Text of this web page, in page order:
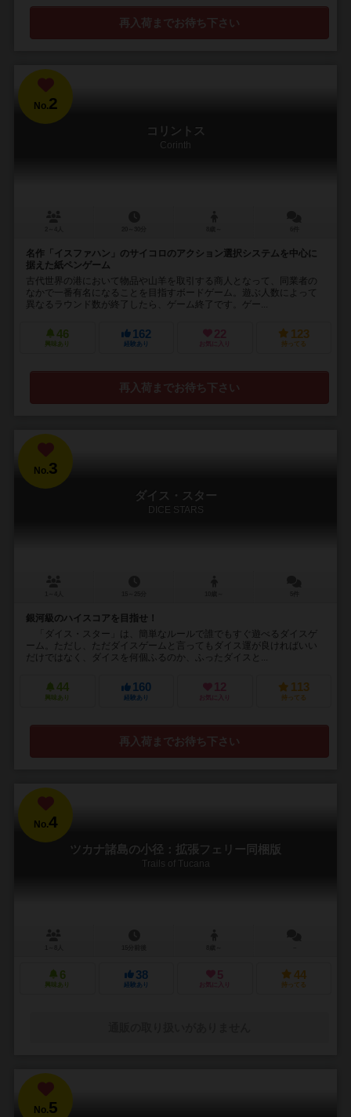
再入荷までお待ち下さい
No.2
コリントス
Corinth
名作「イスファハン」のサイコロのアクション選択システムを中心に
据えた紙ペンゲーム
古代世界の港において物品や山羊を取引する商人となって、同業者の
なかで一番有名になることを目指すボードゲーム。遊ぶ人数によって
異なるラウンド数が終了したら、ゲーム終了です。ゲー...
46
興味あり
162
経験あり
22
お気に入り
123
持ってる
再入荷までお待ち下さい
No.3
ダイス・スター
DICE STARS
銀河級のハイスコアを目指せ！
「ダイス・スター」は、簡単なルールで誰でもすぐ遊べるダイスゲ
ーム。ただし、ただダイスゲームと言ってもダイス運が良ければいい
だけではなく、ダイスを何個ふるのか、ふったダイスと...
44
興味あり
160
経験あり
12
お気に入り
113
持ってる
再入荷までお待ち下さい
No.4
ツカナ諸島の小径：拡張フェリー同梱版
Trails of Tucana
6
興味あり
38
経験あり
5
お気に入り
44
持ってる
No.5